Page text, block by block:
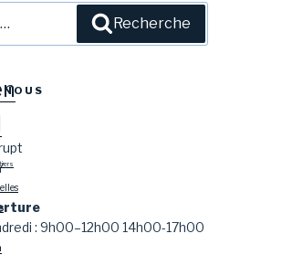
Recherche
: 9h00–12h00 14h00-17h00